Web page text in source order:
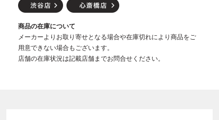
商品の在庫について
メーカーよりお取り寄せとなる場合や在庫切れにより商品をご
用意できない場合もございます。
店舗の在庫状況は記載店舗までお問合せください。